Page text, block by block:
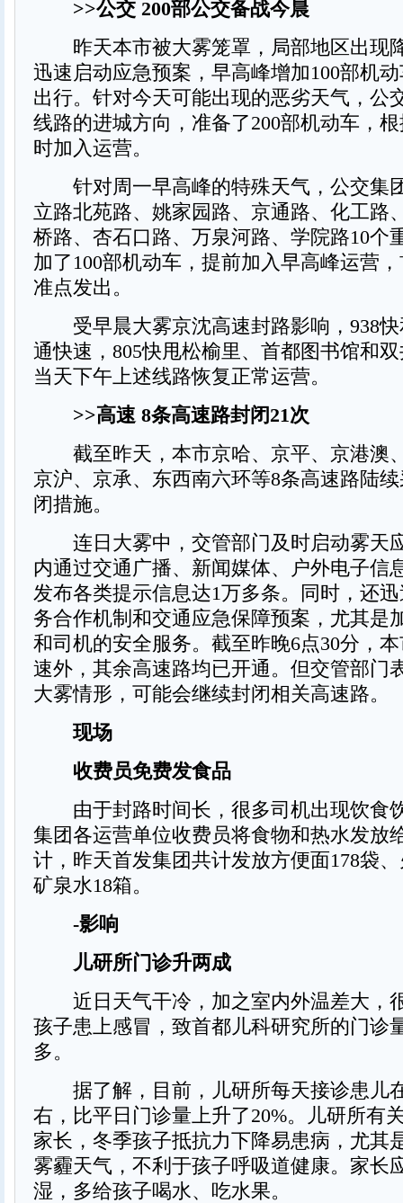
>>公交 200部公交备战今晨
昨天本市被大雾笼罩，局部地区出现
迅速启动应急预案，早高峰增加100部机
出行。针对今天可能出现的恶劣天气，公
线路的进城方向，准备了200部机动车，
时加入运营。
针对周一早高峰的特殊天气，公交集
立路北苑路、姚家园路、京通路、化工路
桥路、杏石口路、万泉河路、学院路10个
加了100部机动车，提前加入早高峰运营
准点发出。
受早晨大雾京沈高速封路影响，938快
通快速，805快甩松榆里、首都图书馆和
当天下午上述线路恢复正常运营。
>>高速 8条高速路封闭21次
截至昨天，本市京哈、京平、京港澳
京沪、京承、东西南六环等8条高速路陆
闭措施。
连日大雾中，交管部门及时启动雾天
内通过交通广播、新闻媒体、户外电子信
发布各类提示信息达1万多条。同时，还
务合作机制和交通应急保障预案，尤其是
和司机的安全服务。截至昨晚6点30分，
速外，其余高速路均已开通。但交管部门
大雾情形，可能会继续封闭相关高速路。
现场
收费员免费发食品
由于封路时间长，很多司机出现饮食
集团各运营单位收费员将食物和热水发放
计，昨天首发集团共计发放方便面178袋
矿泉水18箱。
-影响
儿研所门诊升两成
近日天气干冷，加之室内外温差大，
孩子患上感冒，致首都儿科研究所的门诊
多。
据了解，目前，儿研所每天接诊患儿
右，比平日门诊量上升了20%。儿研所有
家长，冬季孩子抵抗力下降易患病，尤其
雾霾天气，不利于孩子呼吸道健康。家长
湿，多给孩子喝水、吃水果。